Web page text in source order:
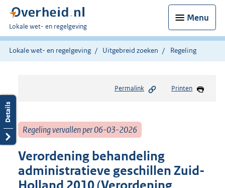
Menu
U
bent
hier:
Lokale wet- en regelgeving
Lokale wet- en regelgeving Uitgebreid zoeken Regeling
Permalink Printen
Regeling vervallen per 06-03-2026
Verordening behandeling
administratieve geschillen Zuid-